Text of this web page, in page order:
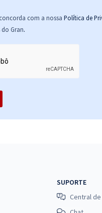
com a nossa Política de
Gran.
SUPORTE
Central de